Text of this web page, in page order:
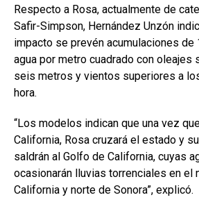
Respecto a Rosa, actualmente de
Safir-Simpson, Hernández Unzón
impacto se prevén acumulaciones
agua por metro cuadrado con oleajes
seis metros y vientos superiores a
hora.
“Los modelos indican que una vez
California, Rosa cruzará el estado y
saldrán al Golfo de California, cuyas
ocasionarán lluvias torrenciales en el
California y norte de Sonora”, explicó.